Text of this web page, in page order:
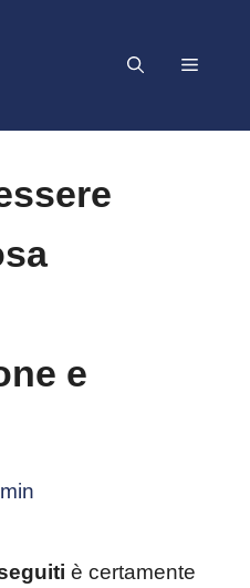
Menu
e
è certamente